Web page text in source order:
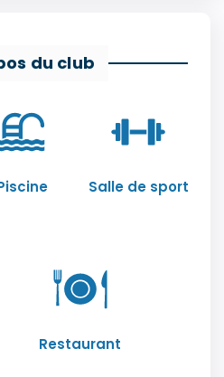
du club
Salle de sport
Restaurant